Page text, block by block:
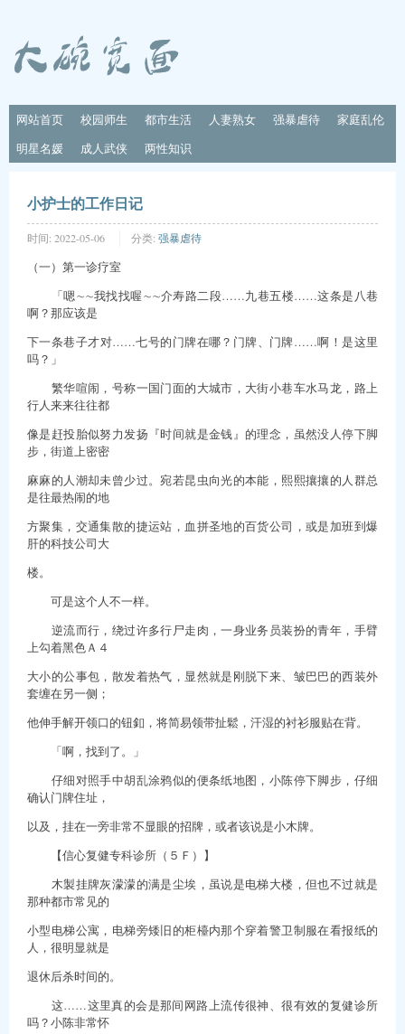
网站首页 校园师生 都市生活 人妻熟女 强暴虐待
家庭乱伦
明星名媛
成人武侠 两性知识
小护士的工作日记
时间: 2022-05-06 分类: 强暴虐待
（一）第一诊疗室
「嗯∼∼我找找喔∼∼介寿路二段……九巷五楼……这条是八巷
啊？那应该是
下一条巷子才对……七号的门牌在哪？门牌、门牌……啊！是这里
吗？」
繁华喧闹，号称一国门面的大城市，大街小巷车水马龙，路上
行人来来往往都
像是赶投胎似努力发扬『时间就是金钱』的理念，虽然没人停下脚
步，街道上密密
麻麻的人潮却未曾少过。宛若昆虫向光的本能，熙熙攘攘的人群总
是往最热闹的地
方聚集，交通集散的捷运站，血拼圣地的百货公司，或是加班到爆
肝的科技公司大
楼。
可是这个人不一样。
逆流而行，绕过许多行尸走肉，一身业务员装扮的青年，手臂
上勾着黑色Ａ４
大小的公事包，散发着热气，显然就是刚脱下来、皱巴巴的西装外
套缠在另一侧；
他伸手解开领口的钮釦，将简易领带扯鬆，汗湿的衬衫服贴在背。
「啊，找到了。」
仔细对照手中胡乱涂鸦似的便条纸地图，小陈停下脚步，仔细
确认门牌住址，
以及，挂在一旁非常不显眼的招牌，或者该说是小木牌。
【信心复健专科诊所（５Ｆ）】
木製挂牌灰濛濛的满是尘埃，虽说是电梯大楼，但也不过就是
那种都市常见的
小型电梯公寓，电梯旁矮旧的柜檯内那个穿着警卫制服在看报纸的
人，很明显就是
退休后杀时间的。
这……这里真的会是那间网路上流传很神、很有效的复健诊所
吗？小陈非常怀